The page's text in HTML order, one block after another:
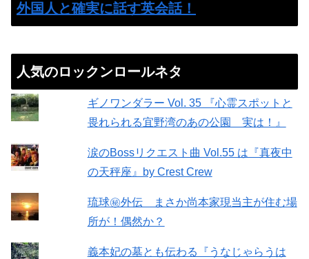
外国人と確実に話す英会話！
人気のロックンロールネタ
ギノワンダラー Vol. 35 『心霊スポットと
畏れられる宜野湾のあの公園 実は！』
涙のBossリクエスト曲 Vol.55 は『真夜中
の天秤座』by Crest Crew
琉球㊙︎外伝 まさか尚本家現当主が住む場
所が！偶然か？
義本妃の墓とも伝わる『うなじゃらうは